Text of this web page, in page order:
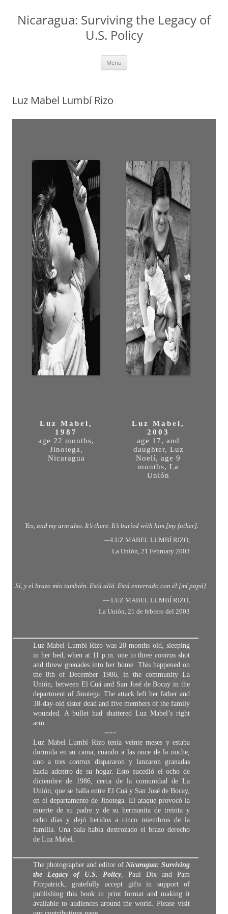
Nicaragua: Surviving the Legacy of
U.S. Policy
Menu
Luz Mabel Lumbí Rizo
Luz Mabel,
1987
age 22 months,
Jinotega,
Nicaragua
Luz Mabel,
2003
age 17, and
daughter, Luz
Noelí, age 9
months, La
Unión
Yes, and my arm also. It’s there. It’s buried with him [my father].
—LUZ MABEL LUMBÍ RIZO,
La Unión, 21 February 2003
Sí, y el brazo mío también. Está allá. Está enterrado con él [mí papá].
— LUZ MABEL LUMBÍ RIZO,
La Unión, 21 de febrero del 2003
Luz Mabel Lumbí Rizo was 20 months old, sleeping
in her bed, when at 11 p.m. one to threecontras shot
and threw grenades into her home. This happened on
the 8th of December 1986, in the community La
Unión, between El Cuá and San José de Bocay in the
department of Jinotega. The attack left her father and
38-day-old sister dead and five members of the family
wounded. A bullet had shattered Luz Mabel’s right
arm.
~~~
Luz Mabel Lumbí Rizo tenía veinte meses y estaba
dormida en su cama, cuando a las once de la noche,
uno a trescontras dispararon y lanzaron granadas
hacia adentro de su hogar. Esto sucedió el ocho de
diciembre de 1986, cerca de la comunidad de La
Unión, que se halla entre El Cuá y San José de Bocay,
en el departamento de Jinotega. El ataque provocó la
muerte de su padre y de su hermanita de treinta y
ocho días y dejó heridos a cinco miembros de la
familia. Una bala había destrozado el brazo derecho
de Luz Mabel.
The photographer and editor of Nicaragua: Surviving
the Legacy of U.S. Policy, Paul Dix and Pam
Fitzpatrick, gratefully accept gifts in support of
publishing this book in print format and making it
available to audiences around the world. Please visit